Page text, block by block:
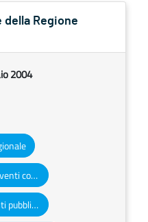
Regione
2004
Determinazioni dirigenziali aventi contenuto di interesse generale
Atti degli enti locali e degli enti pubblici e privati